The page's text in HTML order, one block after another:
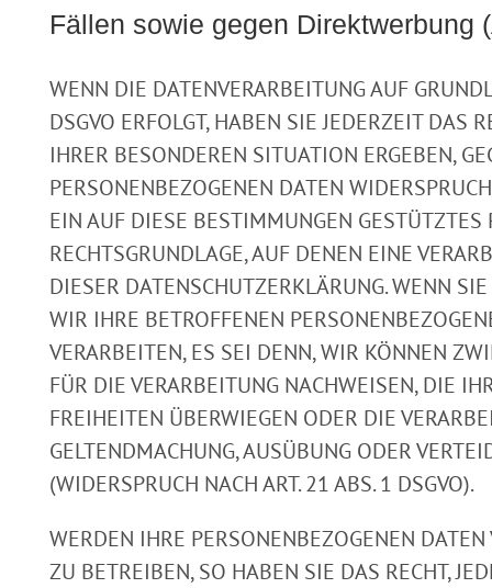
Fällen sowie gegen Direktwerbung
WENN DIE DATENVERARBEITUNG AUF
DSGVO ERFOLGT, HABEN SIE JEDERZEIT DAS
IHRER BESONDEREN SITUATION ERGEBEN,
PERSONENBEZOGENEN DATEN
EIN AUF DIESE BESTIMMUNGEN GESTÜTZTES
RECHTSGRUNDLAGE, AUF DENEN EINE
DIESER DATENSCHUTZERKLÄRUNG. WENN
WIR IHRE BETROFFENEN
VERARBEITEN, ES SEI DENN, WIR KÖNNEN
FÜR DIE VERARBEITUNG NACHWEISEN, DIE
FREIHEITEN ÜBERWIEGEN ODER DIE
GELTENDMACHUNG, AUSÜBUNG ODER
(WIDERSPRUCH NACH ART. 21 ABS. 1 DSGVO).
WERDEN IHRE PERSONENBEZOGENEN
ZU BETREIBEN, SO HABEN SIE DAS RECHT,